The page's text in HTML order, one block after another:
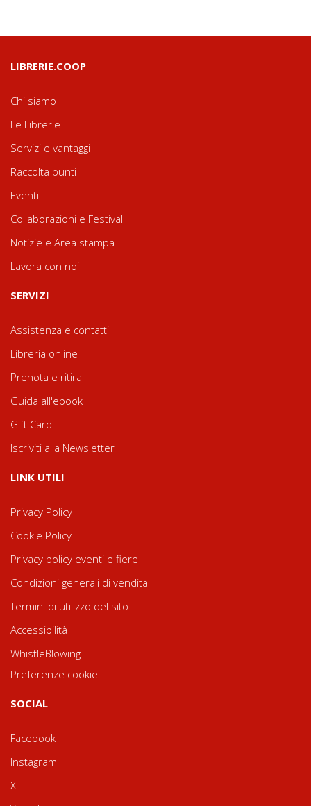
LIBRERIE.COOP
Chi siamo
Le Librerie
Servizi e vantaggi
Raccolta punti
Eventi
Collaborazioni e Festival
Notizie e Area stampa
Lavora con noi
SERVIZI
Assistenza e contatti
Libreria online
Prenota e ritira
Guida all'ebook
Gift Card
Iscriviti alla Newsletter
LINK UTILI
Privacy Policy
Cookie Policy
Privacy policy eventi e fiere
Condizioni generali di vendita
Termini di utilizzo del sito
Accessibilità
WhistleBlowing
Preferenze cookie
SOCIAL
Facebook
Instagram
X